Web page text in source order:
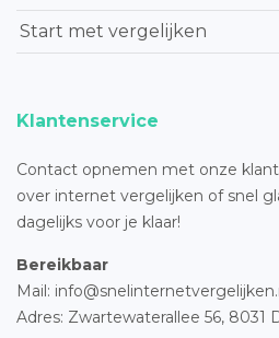
Start met vergelijken
Klantenservice
Contact opnemen met onze
over internet vergelijken of snel
dagelijks voor je klaar!
Bereikbaar
Mail:
Adres: Zwartewaterallee 56, 8031